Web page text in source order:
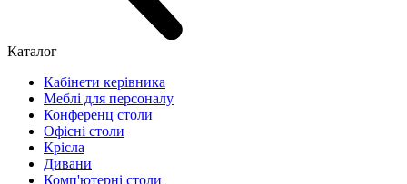
Каталог
Кабінети керівника
Меблі для персоналу
Конференц столи
Офісні столи
Крісла
Дивани
Комп'ютерні столи